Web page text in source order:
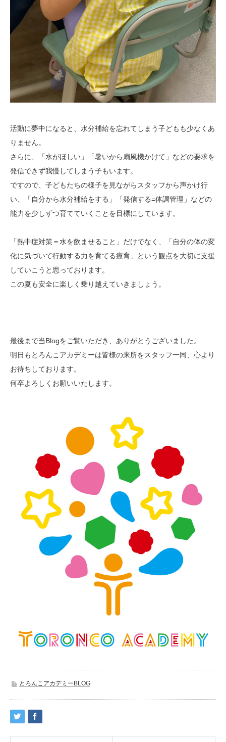
活動に夢中になると、水分補給を忘れてしまう子どもも少なくあ
りません。
さらに、「水がほしい」「暑いから扇風機かけて」などの要求を
発信できず我慢してしまう子もいます。
ですので、子どもたちの様子を見ながらスタッフから声かけ行
い、「自分から水分補給をする」「発信する=体調管理」などの
能力を少しずつ育てていくことを目標にしています。
「熱中症対策＝水を飲ませること」だけでなく、「自分の体の変
化に気づいて行動する力を育てる療育」という観点を大切に支援
していこうと思っております。
この夏も安全に楽しく乗り越えていきましょう。
最後まで当Blogをご覧いただき、ありがとうございました。
明日もとろんこアカデミーは皆様の来所をスタッフ一同、心より
お待ちしております。
何卒よろしくお願いいたします。
とろんこアカデミーBLOG